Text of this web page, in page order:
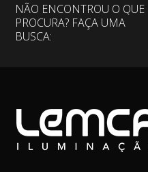
NÃO ENCONTROU O QUE
PROCURA? FAÇA UMA
BUSCA: